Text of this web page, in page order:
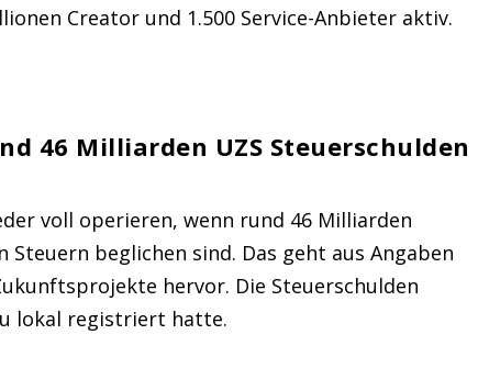
Creator und 1.500 Service-Anbieter aktiv.
46 Milliarden UZS Steuerschulden
voll operieren, wenn rund 46 Milliarden
Steuern beglichen sind. Das geht aus Angaben
hervor. Die Steuerschulden
lokal registriert hatte.